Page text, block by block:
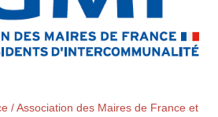
/ Association des Maires de France et